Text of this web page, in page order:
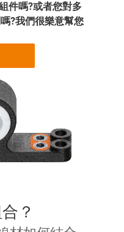
件嗎?或者您對多
?我們很樂意幫您
？